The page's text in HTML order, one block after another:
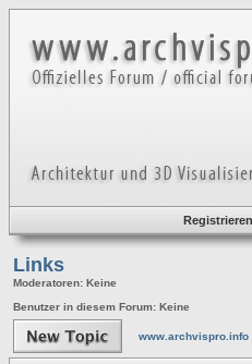
Registrieren
Links
Moderatoren: Keine
Benutzer in diesem Forum: Keine
www.archvispro.info